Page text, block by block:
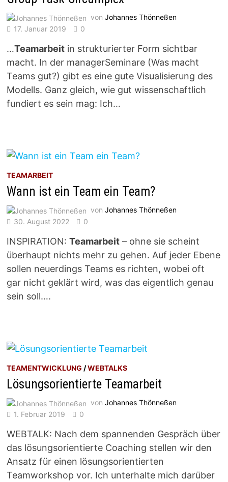
vonJohannes Thönneßen
17. Januar 2019
0
…Teamarbeit in strukturierter Form sichtbar
macht. In der managerSeminare (Was macht
Teams gut?) gibt es eine gute Visualisierung des
Modells. Ganz gleich, wie gut wissenschaftlich
fundiert es sein mag: Ich…
TEAMARBEIT
Wann ist ein Team ein Team?
vonJohannes Thönneßen
30. August 2022
0
INSPIRATION:Teamarbeit – ohne sie scheint
überhaupt nichts mehr zu gehen. Auf jeder Ebene
sollen neuerdings Teams es richten, wobei oft
gar nicht geklärt wird, was das eigentlich genau
sein soll….
TEAMENTWICKLUNG /WEBTALKS
Lösungsorientierte Teamarbeit
vonJohannes Thönneßen
1. Februar 2019
0
WEBTALK: Nach dem spannenden Gespräch über
das lösungsorientierte Coaching stellen wir den
Ansatz für einen lösungsorientierten
Teamworkshop vor. Ich unterhalte mich darüber